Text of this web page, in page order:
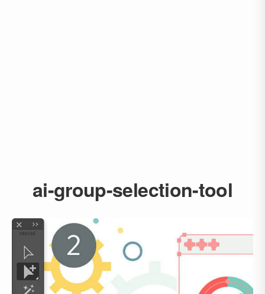
ai-group-selection-tool